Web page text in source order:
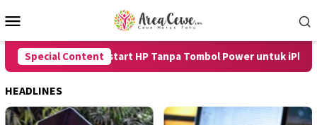
to
Menu
Special Content
8 Cara Restart HP Tanpa Tombol Power untuk iPhone
HEADLINES